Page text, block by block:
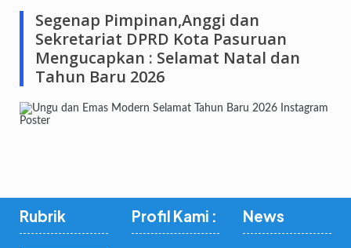
Segenap Pimpinan,Anggi dan
Sekretariat DPRD Kota Pasuruan
Mengucapkan : Selamat Natal dan
Tahun Baru 2026
Rubrik Profil Kami : News